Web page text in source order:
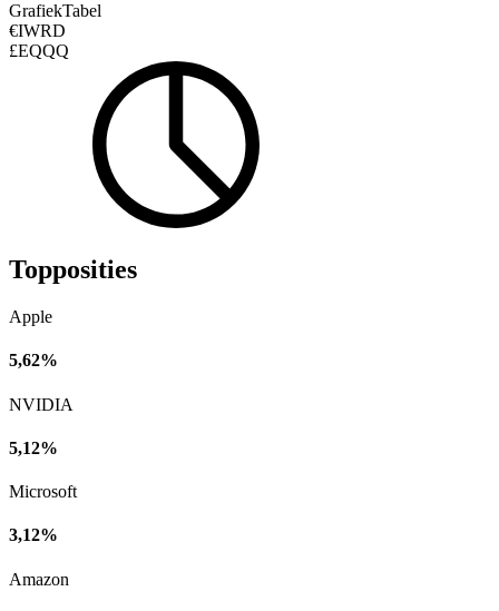
GrafiekTabel
€IWRD
£EQQQ
Topposities
Apple
5,62%
NVIDIA
5,12%
Microsoft
3,12%
Amazon